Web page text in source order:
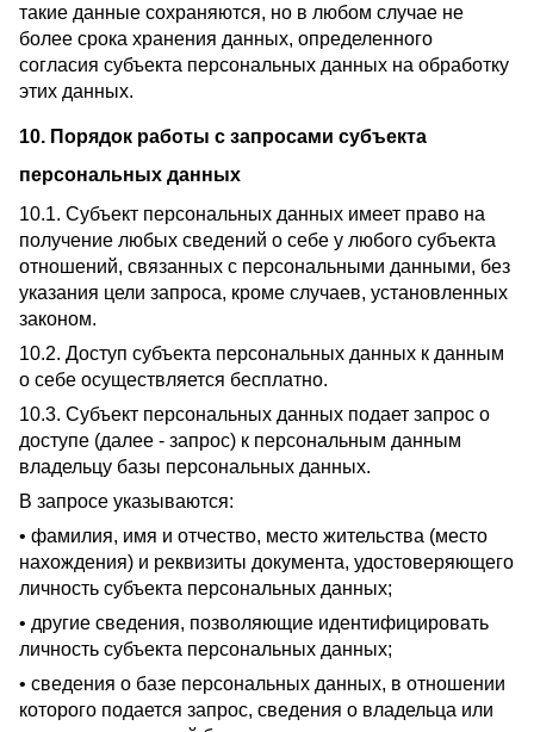
такие данные сохраняются, но в любом случае не
более срока хранения данных, определенного
согласия субъекта персональных данных на обработку
этих данных.
10. Порядок работы с запросами субъекта
персональных данных
10.1. Субъект персональных данных имеет право на
получение любых сведений о себе у любого субъекта
отношений, связанных с персональными данными, без
указания цели запроса, кроме случаев, установленных
законом.
10.2. Доступ субъекта персональных данных к данным
о себе осуществляется бесплатно.
10.3. Субъект персональных данных подает запрос о
доступе (далее - запрос) к персональным данным
владельцу базы персональных данных.
В запросе указываются:
• фамилия, имя и отчество, место жительства (место
нахождения) и реквизиты документа, удостоверяющего
личность субъекта персональных данных;
• другие сведения, позволяющие идентифицировать
личность субъекта персональных данных;
• сведения о базе персональных данных, в отношении
которого подается запрос, сведения о владельца или